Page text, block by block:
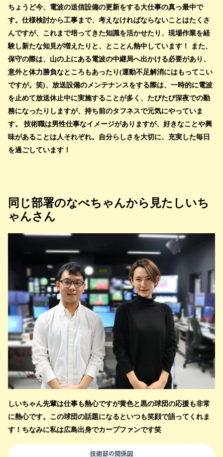
ちょうど今、電波の送信設備の更新をする大仕事の真っ最中で
す。仕様検討から工事まで、考えなければならないことはたくさ
んですが、これまで培ってきた知識を活かせたり、現場作業を経
験し新たな知見が増えたりと、とことん熱中しています！ また、
保守の際は、山の上にある電波の中継局へ出かける必要があり、
意外と体力勝負なところもあったり(運動不足解消にはもってこい
ですが。笑)、放送設備のメンテナンスをする際は、一時的に電波
を止めて放送休止中に実施することが多く、たびたび深夜での勤
務になったりしますが、持ち前のタフネスで元気にやっていま
す。 技術職は男性仕事なイメージがありますが、好きなことや興
味があることは人それぞれ。自分らしさを大切に、充実した毎日
を過ごしています！
同じ部署のなべちゃんから見たしいち
ゃんさん
しいちゃん先輩は仕事も熱心ですが黄色と黒の球団の応援も非常
に熱心です。この球団の話題になるといつも笑顔で語ってくれま
す！ちなみに私は広島出身でカープファンです笑